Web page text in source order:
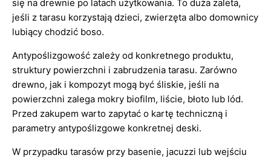
się na drewnie po latach użytkowania. To duża zaleta,
jeśli z tarasu korzystają dzieci, zwierzęta albo domownicy
lubiący chodzić boso.
Antypoślizgowość zależy od konkretnego produktu,
struktury powierzchni i zabrudzenia tarasu. Zarówno
drewno, jak i kompozyt mogą być śliskie, jeśli na
powierzchni zalega mokry biofilm, liście, błoto lub lód.
Przed zakupem warto zapytać o kartę techniczną i
parametry antypoślizgowe konkretnej deski.
W przypadku tarasów przy basenie, jacuzzi lub wejściu